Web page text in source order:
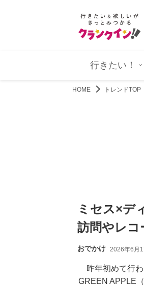
リ
行きたい！
HOME トレンドTOP
ミセス×デ
訪問やレコ
おでかけ 2026年6月
昨年初めて行わ
GREEN APPLE